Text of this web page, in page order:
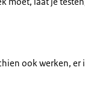
ook werken, er